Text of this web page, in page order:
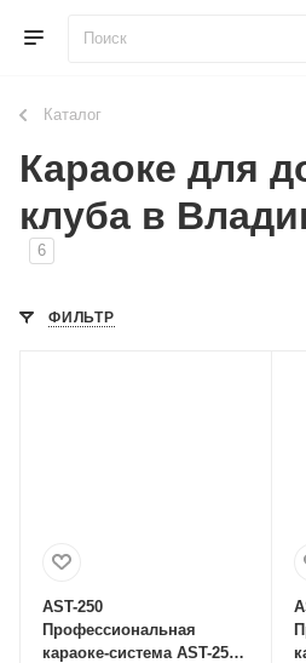
Каталог
Караоке для
клуба в
6
ФИЛЬТР
AST-250
Профессиональная
караоке-система AST-250